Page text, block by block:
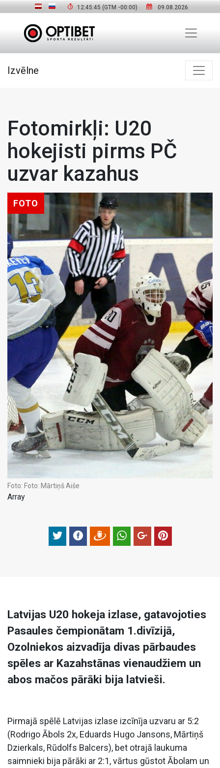
12:45:47 (GTM -00:00) 09.08.2026
Izvēlne
Fotomirkļi: U20
hokejisti pirms PČ
uzvar kazahus
FOTO
Foto: Foto: Mārtiņš Aiše
Array
Latvijas U20 hokeja izlase, gatavojoties
Pasaules čempionātam 1.divīzijā,
Ozolniekos aizvadīja divas pārbaudes
spēles ar Kazahstānas vienaudžiem un
abos mačos pārāki bija latvieši.
Pirmajā spēlē Latvijas izlase izcīnīja uzvaru ar 5:2
(Rodrigo Ābols 2x, Eduards Hugo Jansons, Mārtiņš
Dzierkals, Rūdolfs Balcers), bet otrajā laukuma
saimnieki bija pārāki ar 2:1, vārtus gūstot Ābolam un